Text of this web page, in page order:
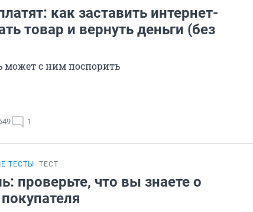
как заставить интернет-
товар и вернуть деньги (без
может с ним поспорить
1
ТЕСТЫ ТЕСТ
проверьте, что вы знаете о